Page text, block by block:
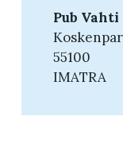
Pub Vahti
55100
IMATRA